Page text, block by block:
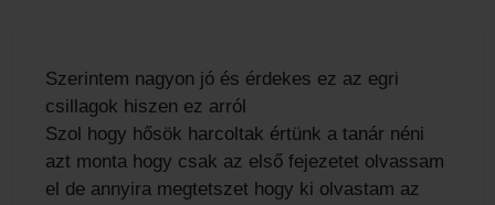
Szerintem nagyon jó és érdekes ez az egri
csillagok hiszen ez arról
Szol hogy hősök harcoltak értünk a tanár néni
azt monta hogy csak az első fejezetet olvassam
el de annyira megtetszet hogy ki olvastam az